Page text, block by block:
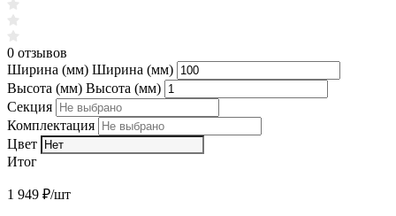
0 отзывов
Ширина (мм) Ширина (мм)
Высота (мм) Высота (мм)
Секция
Комплектация
Цвет
Итог
1 949 ₽/шт